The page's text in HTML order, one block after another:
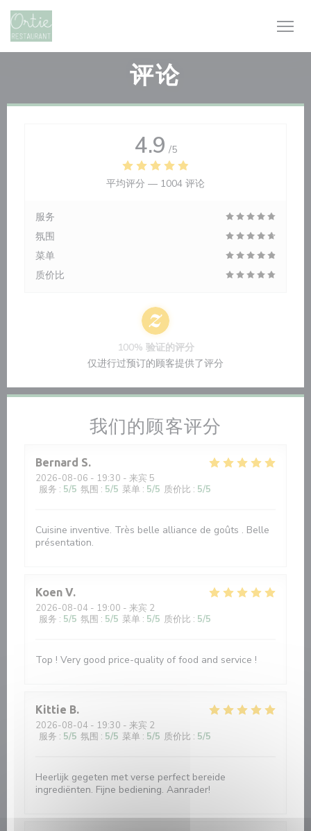
Cookie管理面板
评论
我们的顾客评分
Bernard S
2026-08-06 - 19:30 - 来宾 5
服务 : 5/5 氛围 : 5/5 菜单 : 5/5 质价比 : 5/5
Cuisine inventive. Très belle alliance de goûts . Belle
présentation.
Koen V
2026-08-04 - 19:00 - 来宾 2
服务 : 5/5 氛围 : 5/5 菜单 : 5/5 质价比 : 5/5
Top ! Very good price-quality of food and service !
Kittie B
2026-08-04 - 19:30 - 来宾 2
服务 : 5/5 氛围 : 5/5 菜单 : 5/5 质价比 : 5/5
Heerlijk gegeten met verse perfect bereide
ingrediënten. Fijne bediening. Aanrader!
4.9 /5
平均评分 — 1004 评论
服务
氛围
菜单
质价比
100% 验证的评分
仅进行过预订的顾客提供了评分